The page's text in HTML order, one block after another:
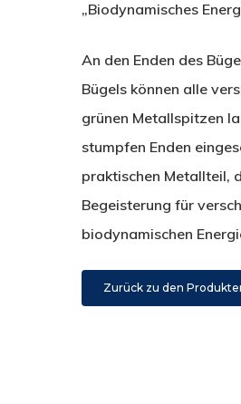
„Biodynamisches
An den Enden des
Bügels können alle
grünen Metallspitzen
stumpfen Enden
praktischen Metallteil,
Begeisterung für
biodynamischen
Zurück zu den